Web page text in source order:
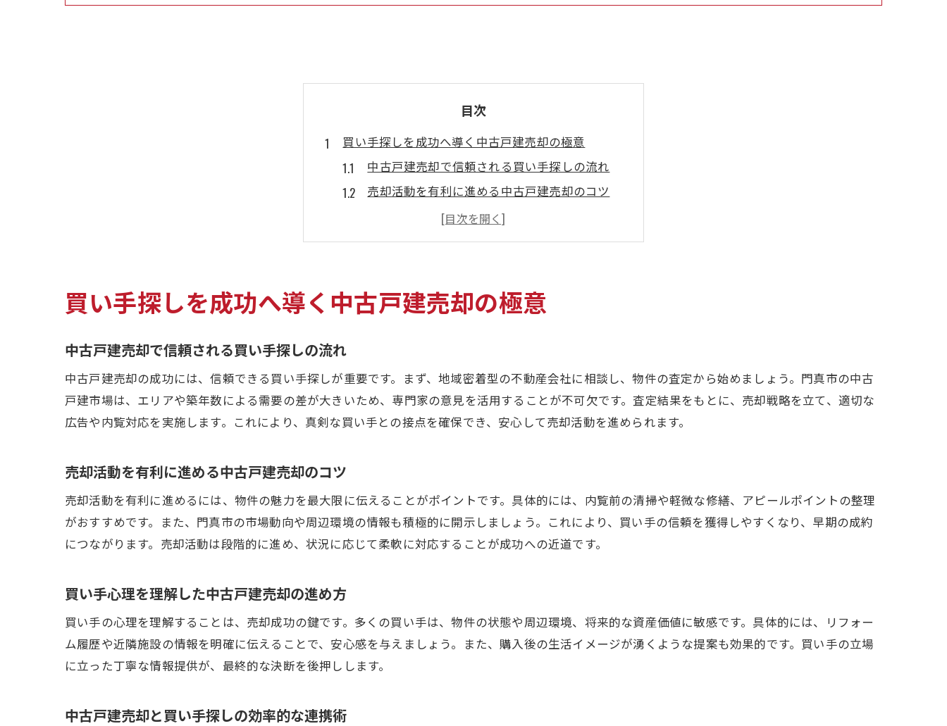
目次
買い手探しを成功へ導く中古戸建売却の極意
中古戸建売却で信頼される買い手探しの流れ
売却活動を有利に進める中古戸建売却のコツ
買い手心理を理解した中古戸建売却の進め方
中古戸建売却と買い手探しの効率的な連携術
早期成約に導く買い手との信頼構築法
大阪府門真市で現金化を目指す売却ポイント
売却戦略で差がつく中古戸建売却のポイント
門真市で注目される中古戸建売却の特徴
中古戸建売却に影響する買い手の最新動向
買い手目線で考える中古戸建売却の魅力強化
成約率を上げる買い手情報の活用ポイント
築古物件も安心の売却活動と買い手発見術
買い手探しを成功へ導く中古戸建売却の極意
中古戸建売却で信頼される買い手探しの流れ
中古戸建売却の成功には、信頼できる買い手探しが重要です。まず、地域密着型の不動産会社に相談し、物件の査定から始めましょう。門真市の中古
戸建市場は、エリアや築年数による需要の差が大きいため、専門家の意見を活用することが不可欠です。査定結果をもとに、売却戦略を立て、適切な
広告や内覧対応を実施します。これにより、真剣な買い手との接点を確保でき、安心して売却活動を進められます。
売却活動を有利に進める中古戸建売却のコツ
売却活動を有利に進めるには、物件の魅力を最大限に伝えることがポイントです。具体的には、内覧前の清掃や軽微な修繕、アピールポイントの整理
がおすすめです。また、門真市の市場動向や周辺環境の情報も積極的に開示しましょう。これにより、買い手の信頼を獲得しやすくなり、早期の成約
につながります。売却活動は段階的に進め、状況に応じて柔軟に対応することが成功への近道です。
買い手心理を理解した中古戸建売却の進め方
買い手の心理を理解することは、売却成功の鍵です。多くの買い手は、物件の状態や周辺環境、将来的な資産価値に敏感です。具体的には、リフォー
ム履歴や近隣施設の情報を明確に伝えることで、安心感を与えましょう。また、購入後の生活イメージが湧くような提案も効果的です。買い手の立場
に立った丁寧な情報提供が、最終的な決断を後押しします。
中古戸建売却と買い手探しの効率的な連携術